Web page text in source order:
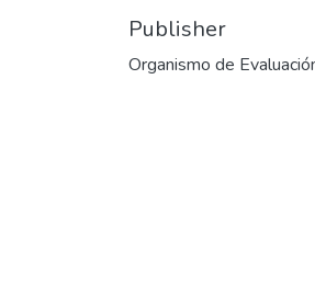
Publisher
Organismo de